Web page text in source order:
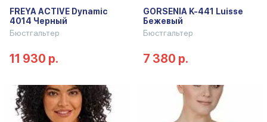
FREYA ACTIVE Dynamic
4014 Черный
Бюстгальтер
11 930 р.
GORSENIA K-441 Luisse
Бежевый
Бюстгальтер
7 380 р.